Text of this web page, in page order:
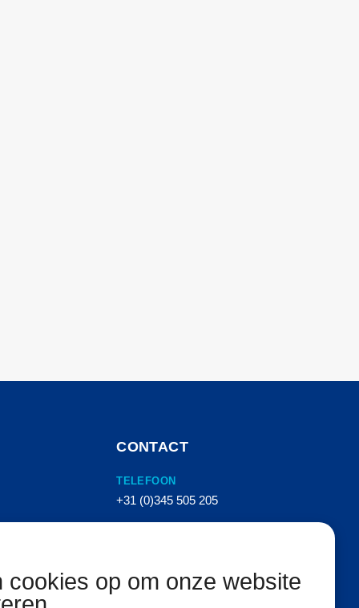
CONTACT
TELEFOON
+31 (0)345 505 205
ADRES
cookies op om onze website